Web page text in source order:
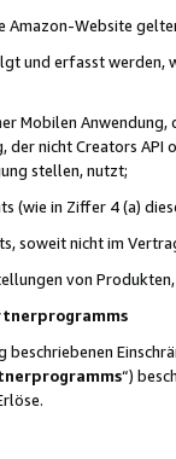
Website
und erfasst werden,
Mobilen
der nicht Creators
stellen, nutzt;
(wie in Ziffer 4 (a)
soweit nicht im
von
“)